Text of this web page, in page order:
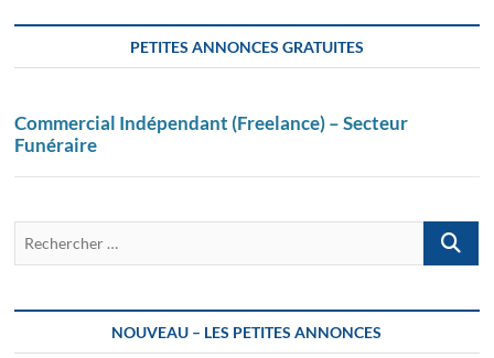
PETITES ANNONCES GRATUITES
Commercial Indépendant (Freelance) – Secteur
Funéraire
NOUVEAU – LES PETITES ANNONCES